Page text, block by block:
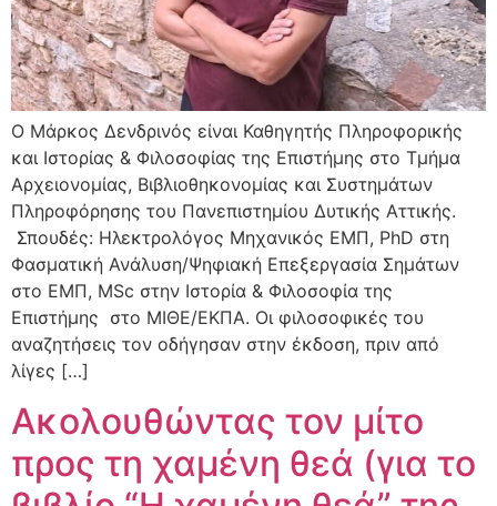
Ο Μάρκος Δενδρινός είναι Καθηγητής Πληροφορικής
και Ιστορίας & Φιλοσοφίας της Επιστήμης στο Τμήμα
Αρχειονομίας, Βιβλιοθηκονομίας και Συστημάτων
Πληροφόρησης του Πανεπιστημίου Δυτικής Αττικής.
Σπουδές: Ηλεκτρολόγος Μηχανικός ΕΜΠ, PhD στη
Φασματική Ανάλυση/Ψηφιακή Επεξεργασία Σημάτων
στο ΕΜΠ, MSc στην Ιστορία & Φιλοσοφία της
Επιστήμης στο ΜΙΘΕ/ΕΚΠΑ. Οι φιλοσοφικές του
αναζητήσεις τον οδήγησαν στην έκδοση, πριν από
λίγες […]
Ακολουθώντας τον μίτο
προς τη χαμένη θεά (για το